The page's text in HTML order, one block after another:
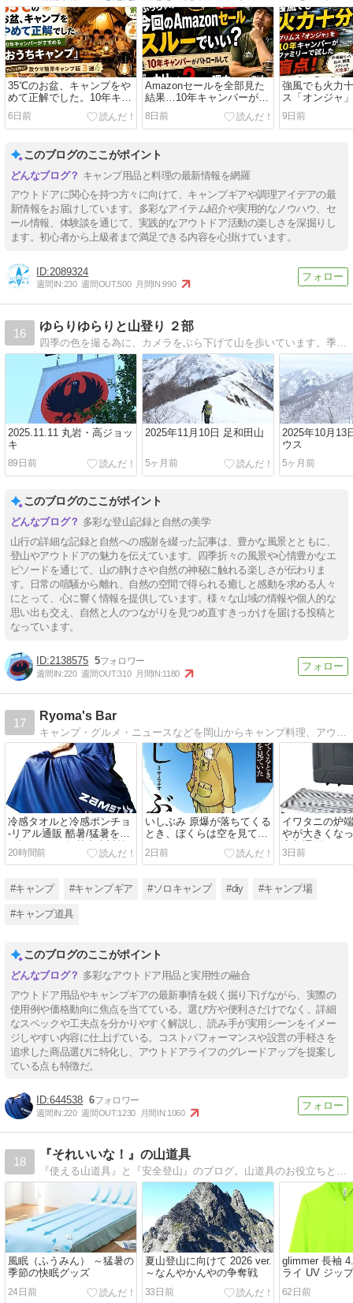
35℃のお盆、キャンプをや
めて正解でした。10年キャ
ンパーがすすめる「おうち
キャンプ」
6日前
Amazonセールを全部見た
結果…10年キャンパーが
「今回はスルー推奨」と思
った理由
8日前
強風でも火力
ス「オンジャ
ンパーがファ
た盲点！
9日前
このブログのここがポイント
キャンプ用品と料理の最新情報を網羅
アウトドアに関心を持つ方々に向けて、キャンプギアや調理アイデアの最
新情報をお届けしています。多彩なアイテム紹介や実用的なノウハウ、セ
ール情報、体験談を通じて、実践的なアウトドア活動の楽しさを深掘りし
ます。初心者から上級者まで満足できる内容を心掛けています。
2089324
週間IN:230 週間OUT:500 月間IN:990
16
ゆらりゆらりと山登り ２部
2025.11.11 丸岩・高ジョッ
キ
89日前
2025年11月10日 足和田山
5ヶ月前
2025年10月13
ウス
5ヶ月前
このブログのここがポイント
多彩な登山記録と自然の美学
山行の詳細な記録と自然への感謝を綴った記事は、豊かな風景とともに、
登山やアウトドアの魅力を伝えています。四季折々の風景や心情豊かなエ
ピソードを通じて、山の静けさや自然の神秘に触れる楽しさが伝わりま
す。日常の喧騒から離れ、自然の空間で得られる癒しと感動を求める人々
にとって、心に響く情報を提供しています。様々な山域の情報や個人的な
思い出も交え、自然と人のつながりを見つめ直すきっかけを届ける投稿と
なっています。
2138575 5
週間IN:220 週間OUT:310 月間IN:1180
17
Ryoma's Bar
冷感タオルと冷感ポンチョ
-リアル通販 酷暑/猛暑を乗
り切るグッズ/ 熱中症対策
編-
20時間前
いしぶみ 原爆が落ちてくる
とき、ぼくらは空を見てい
2日前
イワタニの炉
やが大きくな
妄想通販 カセ
イドBBQグリ
3日前
#キャンプ #キャンプギア #ソロキャンプ #diy #キャンプ場
#キャンプ道具
このブログのここがポイント
多彩なアウトドア用品と実用性の融合
アウトドア用品やキャンプギアの最新事情を鋭く掘り下げながら、実際の
使用例や価格動向に焦点を当てている。選び方や便利さだけでなく、詳細
なスペックや工夫点を分かりやすく解説し、読み手が実用シーンをイメー
ジしやすい内容に仕上げている。コストパフォーマンスや設営の手軽さを
追求した商品選びに特化し、アウトドアライフのグレードアップを提案し
ている点も特徴だ。
644538 6
週間IN:220 週間OUT:1230 月間IN:1060
18
『それいいな！』の山道具
『使える山道具』と『安全登山』のブログ。山道具のお役立ちと山で死にたくない方への情報が満載。
風眠（ふうみん） ～猛暑の
季節の快眠グッズ
24日前
夏山登山に向けて 2026 ver.
～なんやかんやの争奪戦
33日前
glimmer 長袖
ライ UV ジッ
～格安なのに
62日前